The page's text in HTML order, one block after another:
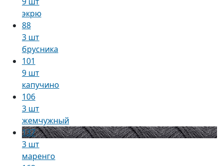
экрю
88
3 шт
брусника
101
9 шт
капучино
106
3 шт
жемчужный
137
3 шт
маренго